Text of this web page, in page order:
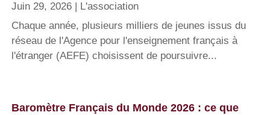
Juin 29, 2026
L'association
Chaque année, plusieurs milliers de jeunes issus du
réseau de l'Agence pour l'enseignement français à
l'étranger (AEFE) choisissent de poursuivre...
Baromètre Français du Monde 2026 : ce que